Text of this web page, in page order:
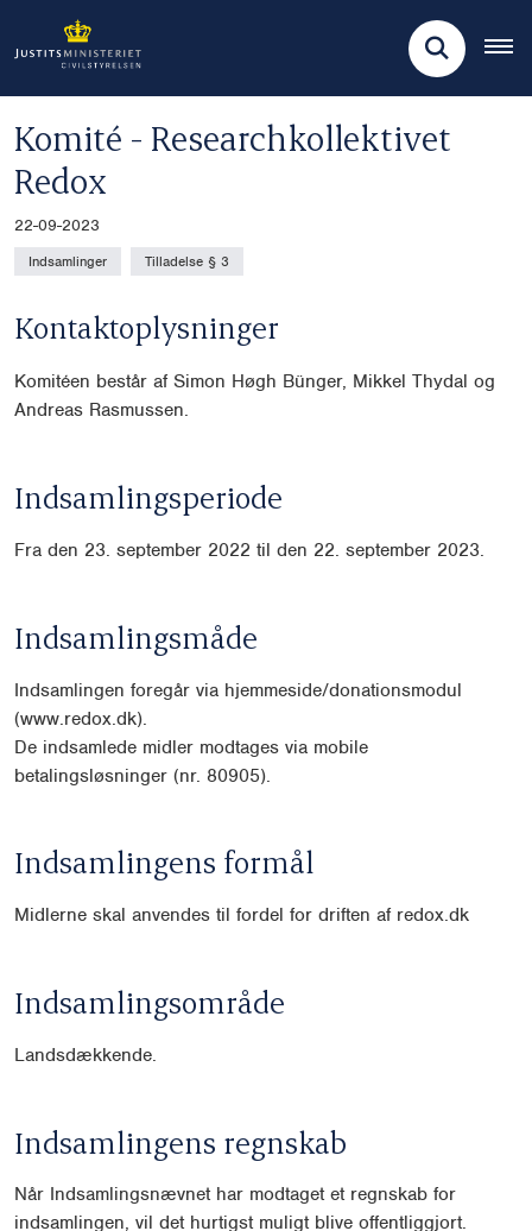
Komité - Researchkollektivet
Redox
22-09-2023
Indsamlinger Tilladelse § 3
Kontaktoplysninger
Komitéen består af Simon Høgh Bünger, Mikkel Thydal og
Andreas Rasmussen.
Indsamlingsperiode
Fra den 23. september 2022 til den 22. september 2023.
Indsamlingsmåde
Indsamlingen foregår via hjemmeside/donationsmodul
(www.redox.dk).
De indsamlede midler modtages via mobile
betalingsløsninger (nr. 80905).
Indsamlingens formål
Midlerne skal anvendes til fordel for driften af redox.dk
Indsamlingsområde
Landsdækkende.
Indsamlingens regnskab
Når Indsamlingsnævnet har modtaget et regnskab for
indsamlingen, vil det hurtigst muligt blive offentliggjort.